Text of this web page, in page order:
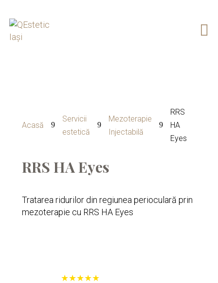

Acasă 9
Servicii
estetică
9
Mezoterapie
Injectabilă
9
RRS
HA
Eyes
RRS HA Eyes
Tratarea ridurilor din regiunea perioculară prin
mezoterapie cu RRS HA Eyes